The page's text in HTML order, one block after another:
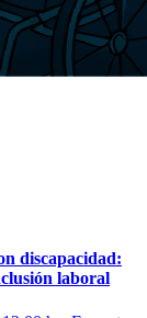
discapacidad:
laboral